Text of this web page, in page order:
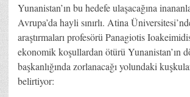
Yunanistan’ın bu hedefe ulaşacağına
Avrupa’da hayli sınırlı. Atina
araştırmaları profesörü Panagiotis
ekonomik koşullardan ötürü Yunanistan’ın
başkanlığında zorlanacağı yolundaki
belirtiyor: